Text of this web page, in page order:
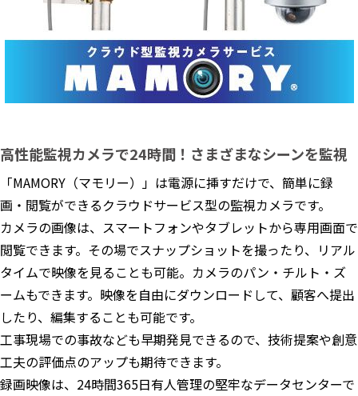
高性能監視カメラで24時間！さまざまなシーンを監視
「MAMORY（マモリー）」は電源に挿すだけで、簡単に録
画・閲覧ができるクラウドサービス型の監視カメラです。
カメラの画像は、スマートフォンやタブレットから専用画面で
閲覧できます。その場でスナップショットを撮ったり、リアル
タイムで映像を見ることも可能。カメラのパン・チルト・ズ
ームもできます。映像を自由にダウンロードして、顧客へ提出
したり、編集することも可能です。
工事現場での事故なども早期発見できるので、技術提案や創意
工夫の評価点のアップも期待できます。
録画映像は、24時間365日有人管理の堅牢なデータセンターで